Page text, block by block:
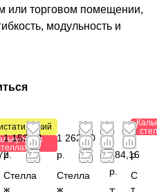
или торговом помещении,
модульность и
1 153,44
р.
Стелла
ж
1 262,40
р.
Стелла
ж
1
784,16
р.
0
р.
С
т